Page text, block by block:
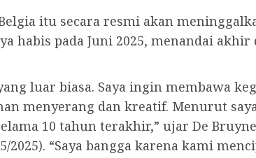
itu secara resmi akan
habis pada Juni 2025, menandai akhir
luar biasa. Saya ingin membawa
menyerang dan kreatif. Menurut
10 tahun terakhir,” ujar De
2025). “Saya bangga karena kami